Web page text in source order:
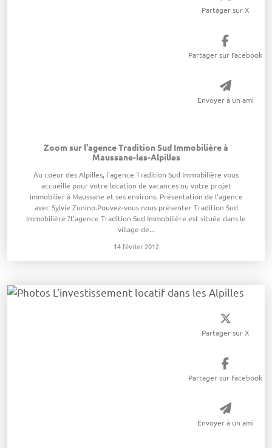
Partager sur X
Partager sur Facebook
Envoyer à un ami
Zoom sur l'agence Tradition Sud Immobilière à
Maussane-les-Alpilles
Au coeur des Alpilles, l'agence Tradition Sud Immobilière vous
accueille pour votre location de vacances ou votre projet
immobilier à Maussane et ses environs. Présentation de l'agence
avec Sylvie Zunino.Pouvez-vous nous présenter Tradition Sud
Immobilière ?L'agence Tradition Sud Immobilière est située dans le
village de...
14 février 2012
Partager sur X
Partager sur Facebook
Envoyer à un ami